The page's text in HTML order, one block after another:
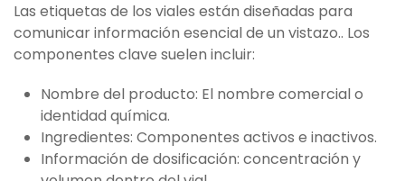
Las etiquetas de los viales están diseñadas para
comunicar información esencial de un vistazo.. Los
componentes clave suelen incluir:
Nombre del producto: El nombre comercial o
identidad química.
Ingredientes: Componentes activos e inactivos.
Información de dosificación: concentración y